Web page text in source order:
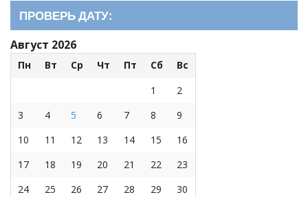
ПРОВЕРЬ ДАТУ:
Август 2026
Пн Вт Ср Чт Пт Сб
Вс
1
2
3
4 5 6 7 8
9
10
11 12 13 14 15
16
17
18 19 20 21 22
23
24
25 26 27 28 29
30